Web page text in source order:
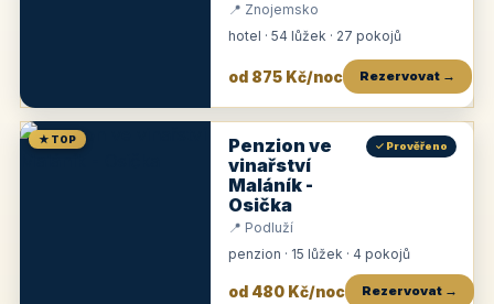
📍 Znojemsko
hotel · 54 lůžek · 27 pokojů
od 875 Kč/noc Rezervovat →
★ TOP
Penzion ve
vinařství
Maláník -
Osička
✓ Prověřeno
📍 Podluží
penzion · 15 lůžek · 4 pokojů
od 480 Kč/noc Rezervovat →